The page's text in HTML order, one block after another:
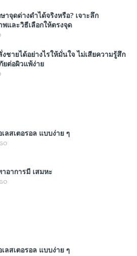
าจุดด่างดำได้จริงหรือ? เจาะลึก
และวิธีเลือกให้ตรงจุด
ชายได้อย่างไรให้มั่นใจ ไม่เสียความรู้สึก
ต่อผิวแพ้ง่าย
ลสเตอรอล แบบง่าย ๆ
าอาการมี เสมหะ
ลสเตอรอล แบบง่าย ๆ